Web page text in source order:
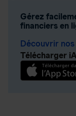
Gérez
financiers en
Découvrir
Télécharger